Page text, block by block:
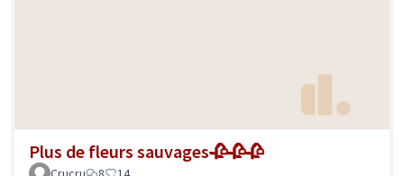
Plus de fleurs sauvages🥀🥀🥀